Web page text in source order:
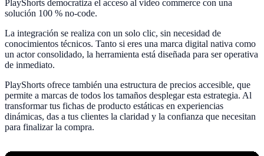
PlayShorts democratiza el acceso al video commerce con una
solución 100 % no-code.
La integración se realiza con un solo clic, sin necesidad de
conocimientos técnicos. Tanto si eres una marca digital nativa como
un actor consolidado, la herramienta está diseñada para ser operativa
de inmediato.
PlayShorts ofrece también una estructura de precios accesible, que
permite a marcas de todos los tamaños desplegar esta estrategia. Al
transformar tus fichas de producto estáticas en experiencias
dinámicas, das a tus clientes la claridad y la confianza que necesitan
para finalizar la compra.‍